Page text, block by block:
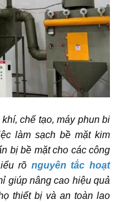
chế tạo, máy phun bi
làm sạch bề mặt kim
bị bề mặt cho các công
rõ nguyên tắc hoạt
giúp nâng cao hiệu quả
thiết bị và an toàn lao